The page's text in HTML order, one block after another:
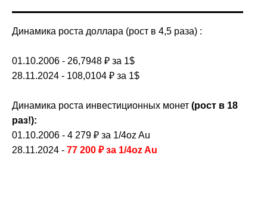
Динамика роста доллара (рост в 4,5 раза) :
01.10.2006 - 26,7948 ₽ за 1$
28.11.2024 - 108,0104 ₽ за 1$
Динамика роста инвестиционных монет (рост в 18
раз!):
01.10.2006 - 4 279 ₽ за 1/4oz Au
28.11.2024 - 77 200 ₽ за 1/4oz Au